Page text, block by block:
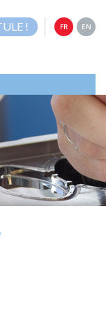
FR EN
!